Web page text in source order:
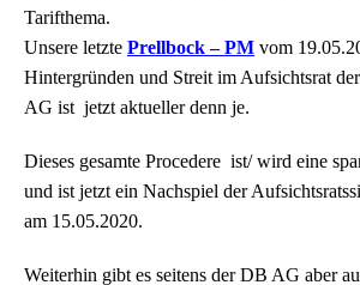
Tarifthema.
Unsere letzte Prellbock – PM vom
Hintergründen und Streit im Aufsichtsrat
AG ist jetzt aktueller denn je.
Dieses gesamte Procedere ist/ wird eine
und ist jetzt ein Nachspiel der
am 15.05.2020.
Weiterhin gibt es seitens der DB AG aber